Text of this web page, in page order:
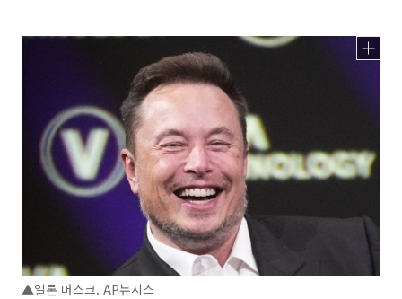
▲일론 머스크. AP뉴시스